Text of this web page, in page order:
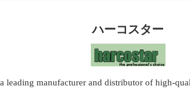
ハーコスター
leading manufacturer and distributor of high-